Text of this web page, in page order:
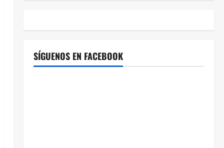
SÍGUENOS EN FACEBOOK